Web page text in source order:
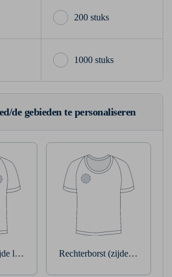
200 stuks
1000 stuks
de gebieden te personaliseren
linkerarm) Rechterborst (zijde